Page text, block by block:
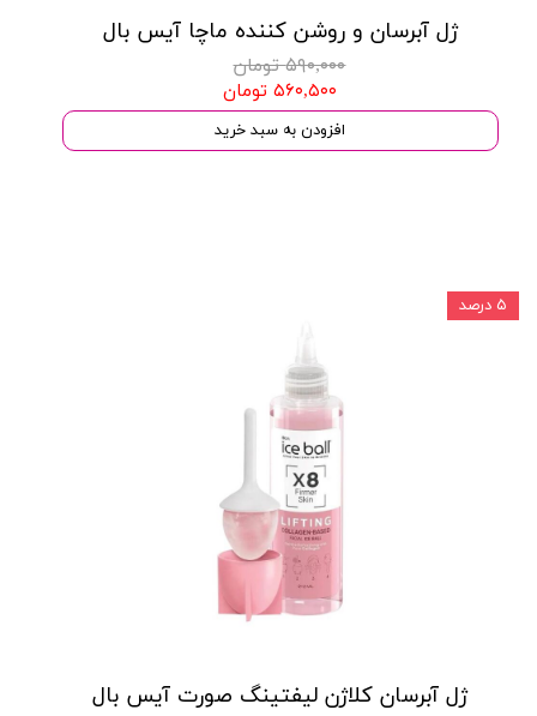
ژل آبرسان و روشن کننده ماچا آیس بال
۵۹۰,۰۰۰ تومان
۵۶۰,۵۰۰ تومان
افزودن به سبد خرید
ژل آبرسان کلاژن لیفتینگ صورت آیس بال
۵ درصد